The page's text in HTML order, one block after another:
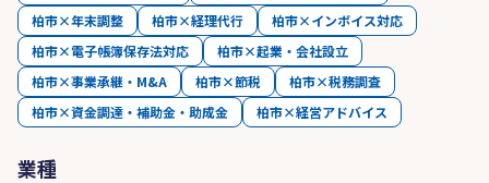
柏市×年末調整
柏市×経理代行
柏市×インボイス対応
柏市×電子帳簿保存法対応
柏市×起業・会社設立
柏市×事業承継・M&A
柏市×節税
柏市×税務調査
柏市×資金調達・補助金・助成金
柏市×経営アドバイス
業種